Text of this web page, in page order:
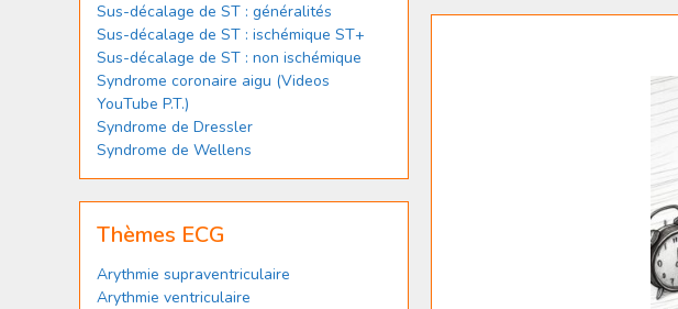
Sus-décalage de ST : généralités
Sus-décalage de ST : ischémique ST+
Sus-décalage de ST : non ischémique
Syndrome coronaire aigu (Videos
YouTube P.T.)
Syndrome de Dressler
Syndrome de Wellens
Thèmes ECG
Arythmie supraventriculaire
Arythmie ventriculaire